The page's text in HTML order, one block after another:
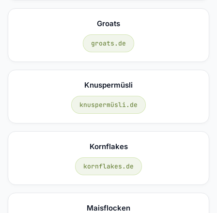
Groats
groats.de
Knuspermüsli
knuspermüsli.de
Kornflakes
kornflakes.de
Maisflocken